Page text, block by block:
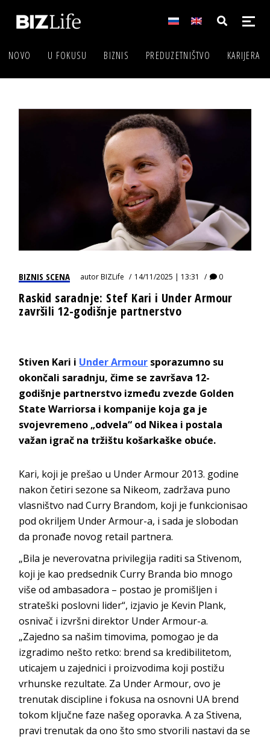
NOVO U FOKUSU BIZNIS PREDUZETNIŠTVO KARIJERA
BIZNIS SCENA autorBIZLife 14/11/2025 | 13:31 0
Raskid saradnje: Stef Kari i Under Armour
završili 12-godišnje partnerstvo
Stiven Kari i Under Armour sporazumno su
okončali saradnju, čime se završava 12-
godišnje partnerstvo između zvezde Golden
State Warriorsa i kompanije koja ga je
svojevremeno „odvela“ od Nikea i postala
važan igrač na tržištu košarkaške obuće.
Kari, koji je prešao u Under Armour 2013. godine
nakon četiri sezone sa Nikeom, zadržava puno
vlasništvo nad Curry Brandom, koji je funkcionisao
pod okriljem Under Armour-a, i sada je slobodan
da pronađe novog retail partnera.
„Bila je neverovatna privilegija raditi sa Stivenom,
koji je kao predsednik Curry Branda bio mnogo
više od ambasadora – postao je promišljen i
strateški poslovni lider“, izjavio je Kevin Plank,
osnivač i izvršni direktor Under Armour-a.
„Zajedno sa našim timovima, pomogao je da
izgradimo nešto retko: brend sa kredibilitetom,
uticajem u zajednici i proizvodima koji postižu
vrhunske rezultate. Za Under Armour, ovo je
trenutak discipline i fokusa na osnovni UA brend
tokom ključne faze našeg oporavka. A za Stivena,
pravi trenutak da ono što smo stvorili nastavi da se